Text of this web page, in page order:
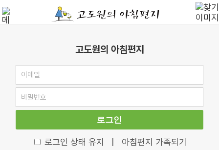
고도원의 아침편지
로그인
로그인 상태 유지 아침편지 가족되기